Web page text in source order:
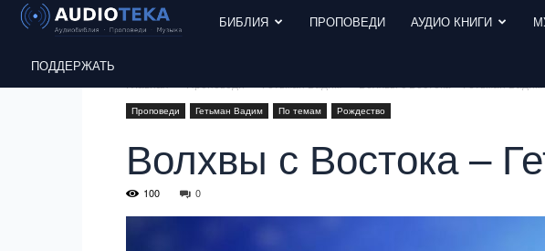
БИБЛИЯ ПРОПОВЕДИ АУДИО КНИГИ
ПОДДЕРЖАТЬ
Проповеди Гетьман Вадим По темам Рождество
Волхвы с Востока –
100 0